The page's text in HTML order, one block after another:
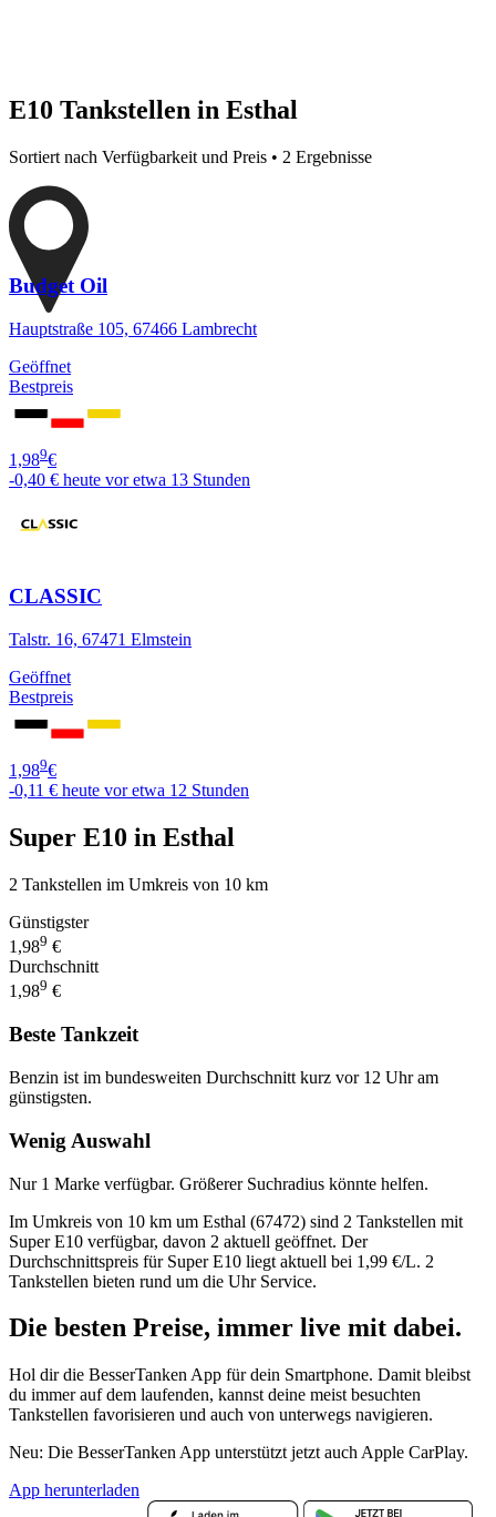
E10 Tankstellen in Esthal
Sortiert nach Verfügbarkeit und Preis • 2 Ergebnisse
Budget Oil
Hauptstraße 105, 67466 Lambrecht
Geöffnet
Bestpreis
1,989€
-0,40 € heute vor etwa 13 Stunden
CLASSIC
Talstr. 16, 67471 Elmstein
Geöffnet
Bestpreis
1,989€
-0,11 € heute vor etwa 12 Stunden
Super E10 in Esthal
2 Tankstellen im Umkreis von 10 km
Günstigster
1,989 €
Durchschnitt
1,989 €
Beste Tankzeit
Benzin ist im bundesweiten Durchschnitt kurz vor 12 Uhr am
günstigsten.
Wenig Auswahl
Nur 1 Marke verfügbar. Größerer Suchradius könnte helfen.
Im Umkreis von 10 km um Esthal (67472) sind 2 Tankstellen mit
Super E10 verfügbar, davon 2 aktuell geöffnet. Der
Durchschnittspreis für Super E10 liegt aktuell bei 1,99 €/L. 2
Tankstellen bieten rund um die Uhr Service.
Die besten Preise, immer live mit dabei.
Hol dir die BesserTanken App für dein Smartphone. Damit bleibst
du immer auf dem laufenden, kannst deine meist besuchten
Tankstellen favorisieren und auch von unterwegs navigieren.
Neu: Die BesserTanken App unterstützt jetzt auch Apple CarPlay.
App herunterladen